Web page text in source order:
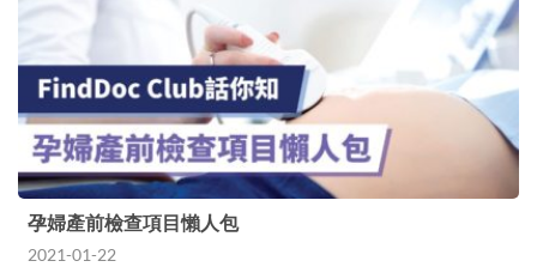
孕婦產前檢查項目懶人包
2021-01-22